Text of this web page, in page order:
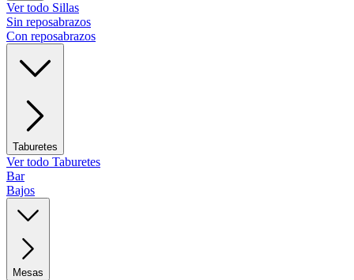
Ver todo Sillas
Sin reposabrazos
Con reposabrazos
Taburetes
Ver todo Taburetes
Bar
Bajos
Mesas